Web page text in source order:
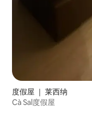
度假屋 ｜ 莱西纳
Cà Sal度假屋